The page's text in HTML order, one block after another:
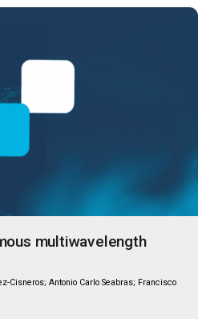
multiwavelength
Cisneros; Antonio Carlo Seabras; Francisco